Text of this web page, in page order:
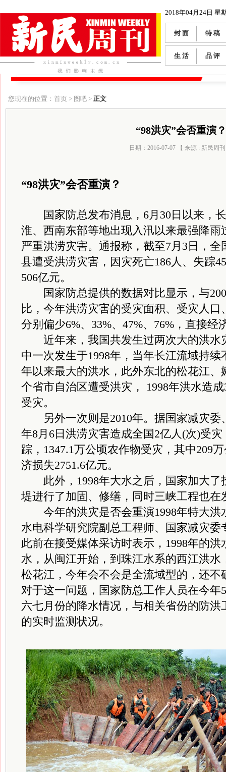
2018年04月24日 星
封 面 特 稿
生 活 品 评
您现在的位置：首页 > 图吧 > 正文
“98洪灾”会否重演？
日期：2016-07-07 【 来源 : 新民周
“98洪灾”会否重演？
国家防总发布消息，6月30日以来，
淮、西南东部等地出现入汛以来最强降雨
严重洪涝灾害。通报称，截至7月3日，全
县遭受洪涝灾害，因灾死亡186人、失踪
506亿元。
国家防总提供的数据对比显示，与
比，今年洪涝灾害的受灾面积、受灾人
分别偏少6%、33%、47%、76%，直接经
近年来，我国共发生过两次大的洪水
中一次发生于1998年，当年长江流域持续
年以来最大的洪水，此外东北的松花江、
个省市自治区遭受洪灾， 1998年洪水造
受灾。
另外一次则是2010年。据国家减灾委
年8月6日洪涝灾害造成全国2亿人(次)受灾
踪，1347.1万公顷农作物受灾，其中209
济损失2751.6亿元。
此外，1998年大水之后，国家加大了
堤进行了加固、修缮，同时三峡工程也在
今年的洪灾是否会重演1998年特大洪
水电科学研究院副总工程师、国家减灾委
此前在接受媒体采访时表示，1998年的
水，从闽江开始，到珠江水系的西江洪水
松花江，今年会不会是全流域型的，还不
对于这一问题，国家防总工作人员在今年
六七月份的降水情况，与相关省份的防洪
的实时监测状况。